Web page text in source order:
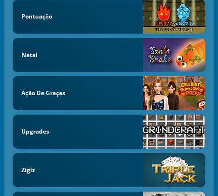
Pontuação
Natal
Ação De Graças
Upgrades
Zigiz